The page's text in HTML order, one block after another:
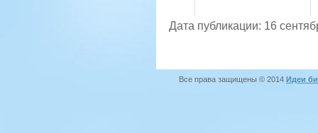
Дата публикации: 16
Все права защищены © 2014 Идеи